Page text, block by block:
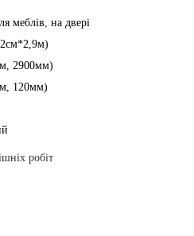
меблів, на двері
2900мм)
120мм)
робіт